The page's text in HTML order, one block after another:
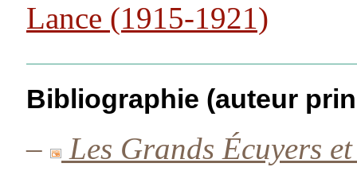
Lance (1915-1921)
Bibliographie (auteur
–
Les Grands Écuyers